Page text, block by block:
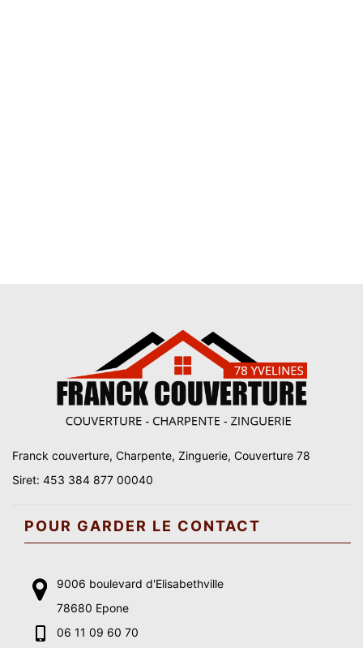
Franck couverture, Charpente, Zinguerie, Couverture 78
Siret: 453 384 877 00040
POUR GARDER LE CONTACT
9006 boulevard d'Elisabethville
78680 Epone
06 11 09 60 70